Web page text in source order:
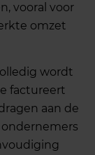
vooral voor
omzet
wordt
factureert
aan de